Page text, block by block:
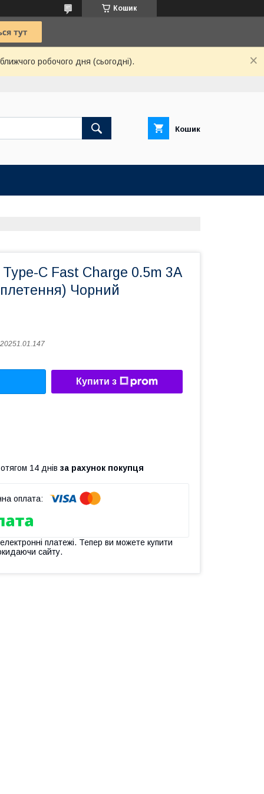
Кошик
робочого дня (сьогодні).
Кошик
C Fast Charge 0.5m 3A
Чорний
Купити з
14 днів за рахунок покупця
платежі. Тепер ви можете купити
сайту.